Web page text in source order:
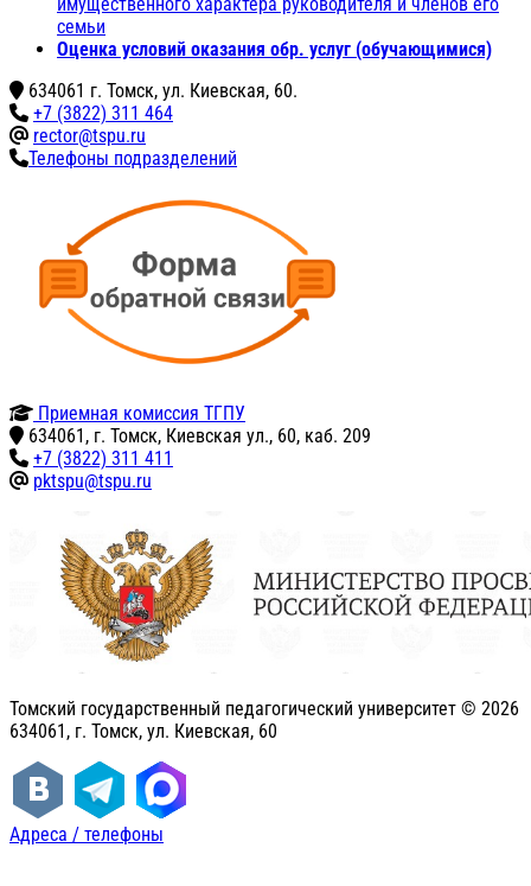
семьи
Оценка условий оказания обр. услуг (обучающимися)
634061 г. Томск, ул. Киевская, 60.
+7 (3822) 311 464
rector@tspu.ru
Телефоны подразделений
Приемная комиссия ТГПУ
634061, г. Томск, Киевская ул., 60, каб. 209
+7 (3822) 311 411
pktspu@tspu.ru
Томский государственный педагогический университет © 2026
634061, г. Томск, ул. Киевская, 60
Адреса / телефоны